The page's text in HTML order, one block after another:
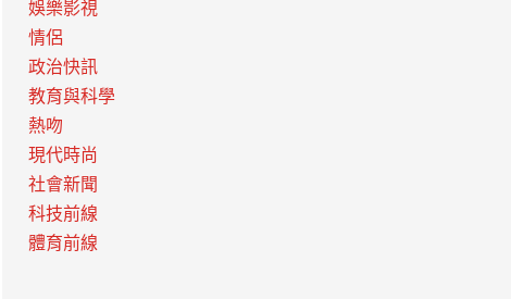
娛樂影視
情侶
政治快訊
教育與科學
熱吻
現代時尚
社會新聞
科技前線
體育前線